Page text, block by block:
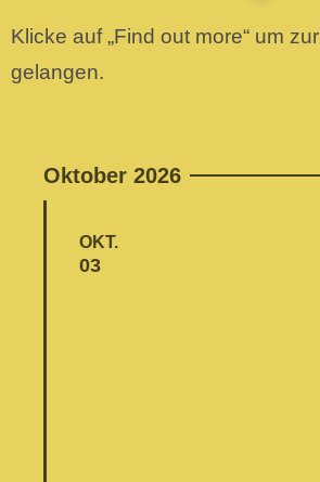
Klicke auf „Find out more“ um zur
gelangen.
Oktober 2026
OKT.
03